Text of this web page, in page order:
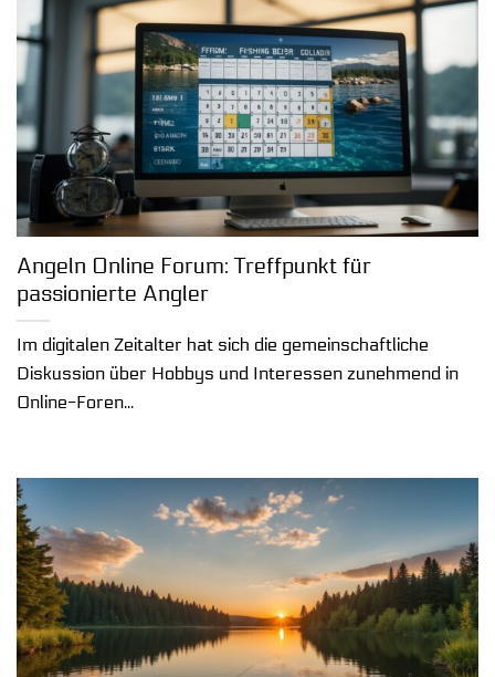
Angeln Online Forum: Treffpunkt für
passionierte Angler
Im digitalen Zeitalter hat sich die gemeinschaftliche
Diskussion über Hobbys und Interessen zunehmend in
Online-Foren...